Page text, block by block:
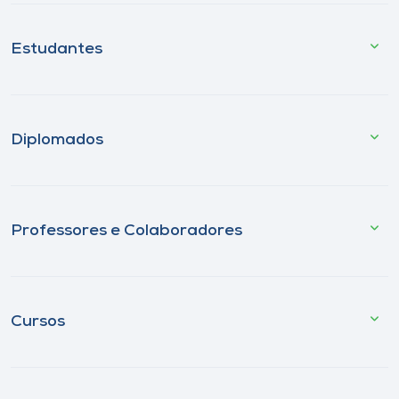
Estudantes
Diplomados
Professores e Colaboradores
Cursos